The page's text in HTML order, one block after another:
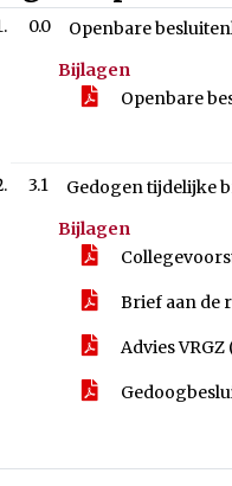
0.0
Openbare
Bijlagen
Openbare
3.1
Gedogen tijdelijke
Bijlagen
Brief aan de
Advies